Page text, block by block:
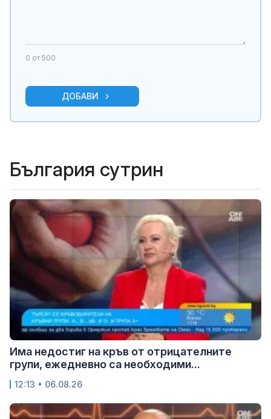
0 от 500
ДОБАВИ
България сутрин
Има недостиг на кръв от отрицателните
групи, ежедневно са необходими...
12:13 • 06.08.26